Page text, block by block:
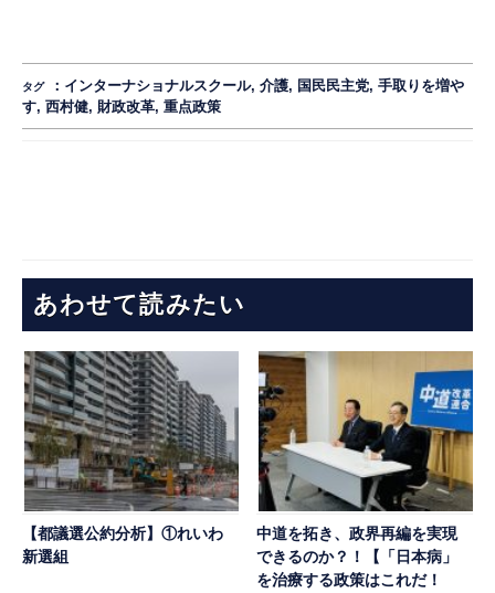
タグ ： インターナショナルスクール,介護, 国民民主党,手取りを増や
す,西村健, 財政改革,重点政策
あわせて読みたい
【都議選公約分析】①れいわ
新選組
中道を拓き、政界再編を実現
できるのか？！【「日本病」
を治療する政策はこれだ！